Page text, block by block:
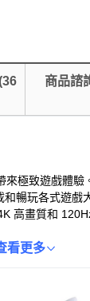
36
商品諮
來極致遊戲體驗
暢玩各式遊戲
高畫質和
帶來更逼真的光
看更多